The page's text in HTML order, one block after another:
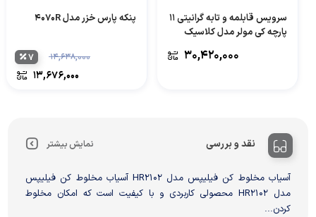
سرویس قابلمه و تابه گرانیتی 11
پارچه کی مولر مدل کلاسیک
۳۰,۴۲۰,۰۰۰
پنکه پارس خزر مدل 4070R
۱۴,۶۳۸,۰۰۰
۱۳,۶۷۶,۰۰۰
۷
نقد و بررسی نمایش بیشتر
آسیاب مخلوط کن فیلیپس مدل HR2102 آسیاب مخلوط کن فیلیپس
مدل HR2102 محصولی کاربردی و با کیفیت است که امکان مخلوط
کردن...